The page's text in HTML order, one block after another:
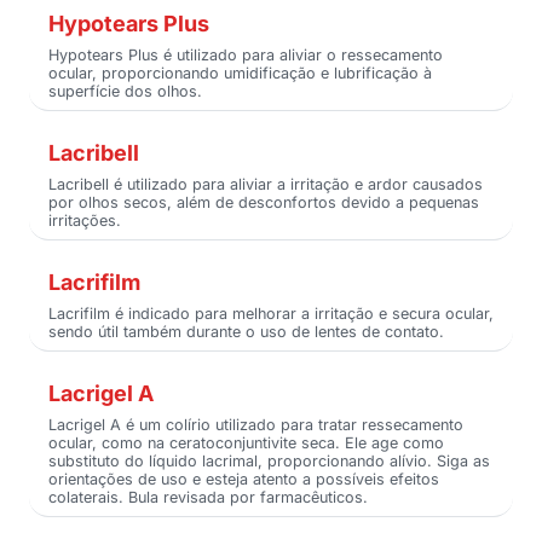
Hypotears Plus
Hypotears Plus é utilizado para aliviar o ressecamento
ocular, proporcionando umidificação e lubrificação à
superfície dos olhos.
Lacribell
Lacribell é utilizado para aliviar a irritação e ardor causados
por olhos secos, além de desconfortos devido a pequenas
irritações.
Lacrifilm
Lacrifilm é indicado para melhorar a irritação e secura ocular,
sendo útil também durante o uso de lentes de contato.
Lacrigel A
Lacrigel A é um colírio utilizado para tratar ressecamento
ocular, como na ceratoconjuntivite seca. Ele age como
substituto do líquido lacrimal, proporcionando alívio. Siga as
orientações de uso e esteja atento a possíveis efeitos
colaterais. Bula revisada por farmacêuticos.